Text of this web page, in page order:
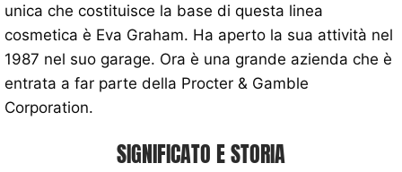
unica che costituisce la base di questa linea
cosmetica è Eva Graham. Ha aperto la sua attività nel
1987 nel suo garage. Ora è una grande azienda che è
entrata a far parte della Procter & Gamble
Corporation.
SIGNIFICATO E STORIA